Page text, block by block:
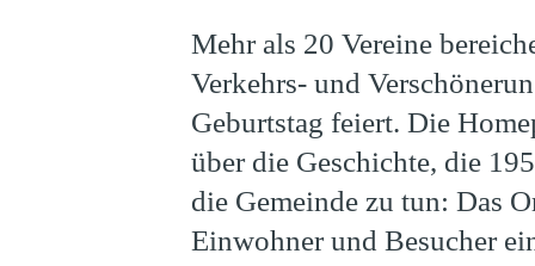
Mehr als 20 Vereine
Verkehrs- und
Geburtstag feiert. Die
über die Geschichte, die
die Gemeinde zu tun: Das
Einwohner und Besucher